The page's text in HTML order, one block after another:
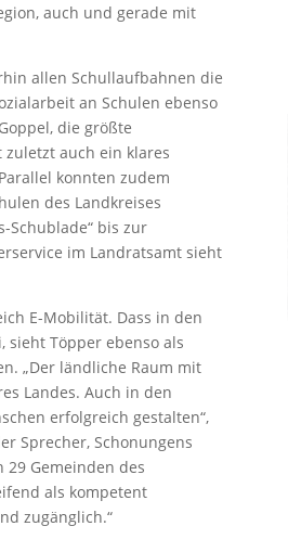
auch und gerade mit
allen Schullaufbahnen die
an Schulen ebenso
die größte
auch ein klares
konnten zudem
des Landkreises
Schublade“ bis zur
im Landratsamt sieht
E-Mobilität. Dass in den
sieht Töpper ebenso als
„Der ländliche Raum mit
Landes. Auch in den
erfolgreich gestalten“,
Sprecher, Schonungens
Gemeinden des
als kompetent
zugänglich.“